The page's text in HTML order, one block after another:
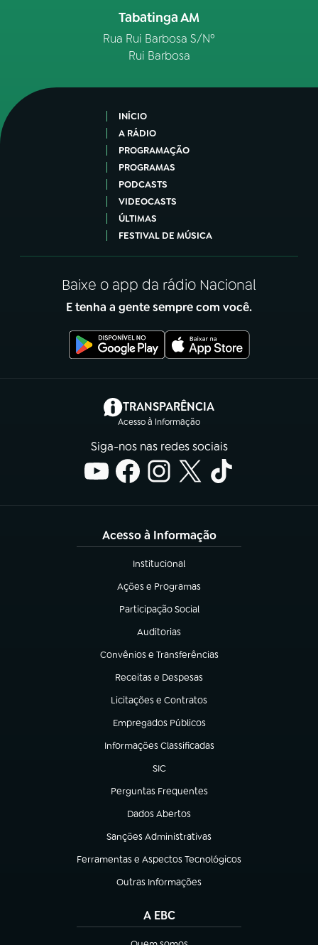
Facebook
X
TikTok
Tabatinga AM
Rua Rui Barbosa S/Nº
Rui Barbosa
INÍCIO
A RÁDIO
PROGRAMAÇÃO
PROGRAMAS
PODCASTS
VIDEOCASTS
ÚLTIMAS
FESTIVAL DE MÚSICA
Baixe o app da rádio Nacional
E tenha a gente sempre com você.
TRANSPARÊNCIA
Acesso à Informação
(abre em nova aba)
Siga-nos nas redes sociais
Acesso à Informação
Institucional
(abre em nova aba)
Ações e Programas
(abre em nova aba)
Participação Social
(abre em nova aba)
Auditorias
(abre em nova aba)
Convênios e Transferências
(abre em nova aba)
Receitas e Despesas
(abre em nova aba)
Licitações e Contratos
(abre em nova aba)
Empregados Públicos
(abre em nova aba)
Informações Classificadas
(abre em nova aba)
SIC
(abre em nova aba)
Perguntas Frequentes
(abre em nova aba)
Dados Abertos
(abre em nova aba)
Sanções Administrativas
(abre em nova aba)
Ferramentas e Aspectos Tecnológicos
(abre em nova aba)
Outras Informações
(abre em nova aba)
A EBC